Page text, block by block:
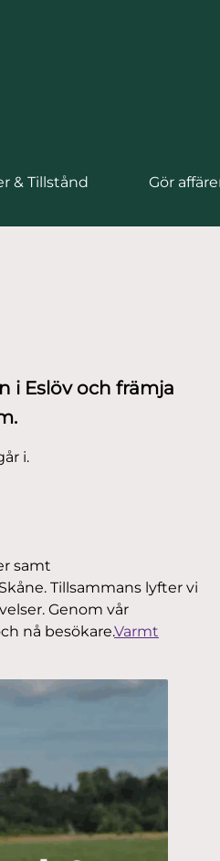
& Tillstånd Gör
i Eslöv och främja
i.
samt
Tillsammans lyfter vi
Genom vår
nå besökare.Varmt